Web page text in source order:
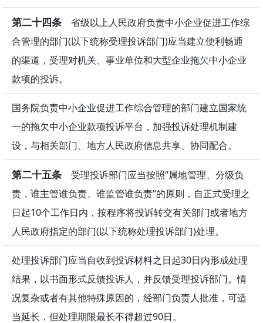
第二十四条 省级以上人民政府负责中小企业促进工作综
合管理的部门(以下统称受理投诉部门)应当建立便利畅通
的渠道，受理对机关、事业单位和大型企业拖欠中小企业
款项的投诉。
国务院负责中小企业促进工作综合管理的部门建立国家统
一的拖欠中小企业款项投诉平台，加强投诉处理机制建
设，与相关部门、地方人民政府信息共享、协同配合。
第二十五条 受理投诉部门应当按照“属地管理、分级负
责，谁主管谁负责、谁监管谁负责”的原则，自正式受理之
日起10个工作日内，按程序将投诉转交有关部门或者地方
人民政府指定的部门(以下统称处理投诉部门)处理。
处理投诉部门应当自收到投诉材料之日起30日内形成处理
结果，以书面形式反馈投诉人，并反馈受理投诉部门。情
况复杂或者有其他特殊原因的，经部门负责人批准，可适
当延长，但处理期限最长不得超过90日。